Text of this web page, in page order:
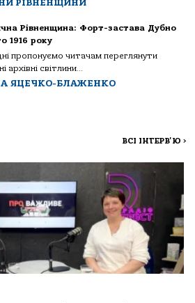
РІВНЕНЩИНИ
Рівненщина: Форт-застава Дубно
1916 року
пропонуємо читачам переглянути
архівні світлини...
ЯЦЕЧКО-БЛАЖЕНКО
ВСІ ІНТЕРВ'Ю >